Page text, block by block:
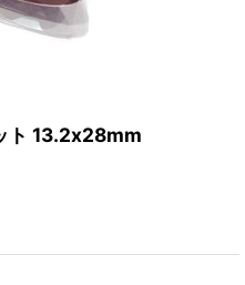
ト 13.2x28mm